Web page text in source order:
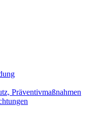
Präventivmaßnahmen